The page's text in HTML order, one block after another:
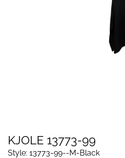
KJOLE 13773-99
Style: 13773-99--M-Black